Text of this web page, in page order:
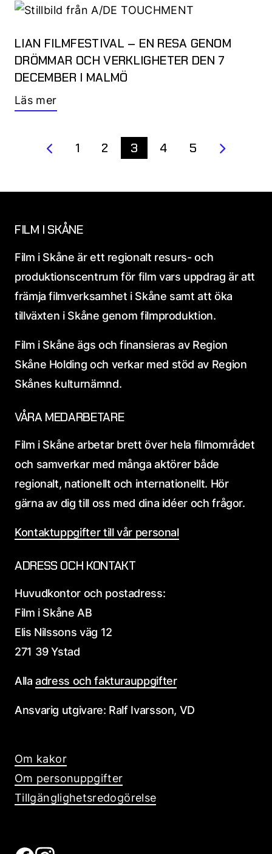
LIAN FILMFESTIVAL – EN RESA GENOM
DRÖMMAR OCH VERKLIGHETER DEN 7
DECEMBER I MALMÖ
Läs mer
1 2 3 4 5
FILM I SKÅNE
Film i Skåne är ett regionalt resurs- och
produktionscentrum för film vars uppdrag är att
främja filmverksamhet i Skåne samt att öka
tillväxten i Skåne genom filmproduktion.
Film i Skåne ägs och finansieras av Region
Skåne Holding och verkar med stöd av Region
Skånes kulturnämnd.
VÅRA MEDARBETARE
Film i Skåne arbetar brett över hela filmområdet
och samverkar med många aktörer både
regionalt, nationellt och internationellt. Hör
gärna av dig till oss med dina idéer och frågor.
Kontaktuppgifter till vår personal
ADRESS OCH KONTAKT
Huvudkontor och postadress:
Film i Skåne AB
Elis Nilssons väg 12
271 39 Ystad
Allaadress och fakturauppgifter
Ansvarig utgivare: Ralf Ivarsson, VD
Om kakor
Om personuppgifter
Tillgänglighetsredogörelse